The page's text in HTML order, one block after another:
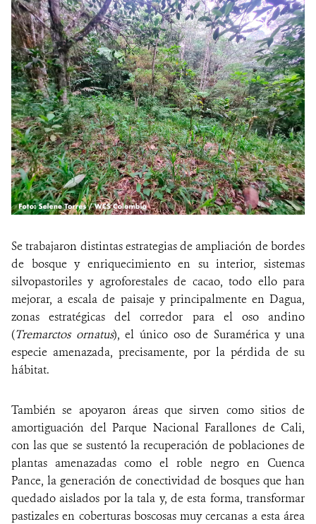
Se trabajaron distintas estrategias de ampliación de bordes
de bosque y enriquecimiento en su interior, sistemas
silvopastoriles y agroforestales de cacao, todo ello para
mejorar, a escala de paisaje y principalmente en Dagua,
zonas estratégicas del corredor para el oso andino
(Tremarctos ornatus), el único oso de Suramérica y una
especie amenazada, precisamente, por la pérdida de su
hábitat.
También se apoyaron áreas que sirven como sitios de
amortiguación del Parque Nacional Farallones de Cali,
con las que se sustentó la recuperación de poblaciones de
plantas amenazadas como el roble negro en Cuenca
Pance, la generación de conectividad de bosques que han
quedado aislados por la tala y, de esta forma, transformar
pastizales en coberturas boscosas muy cercanas a esta área